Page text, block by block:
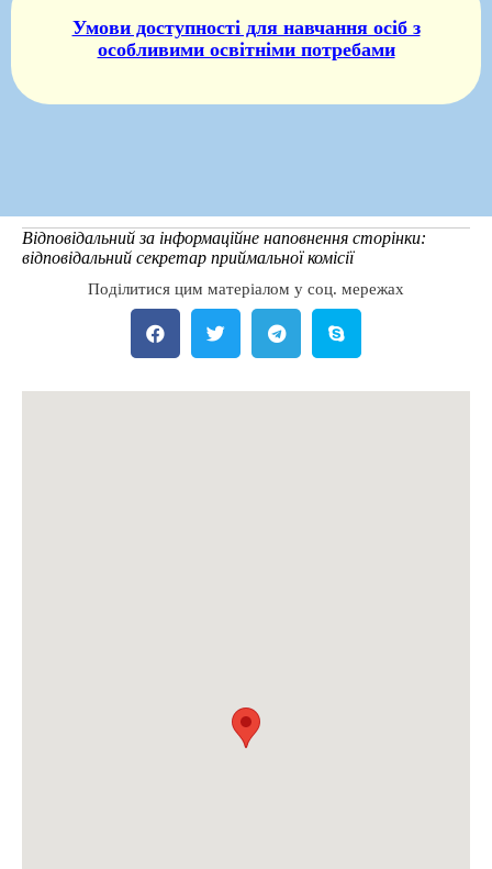
Умови доступності для навчання осіб з
особливими освітніми потребами
Відповідальний за інформаційне наповнення сторінки:
відповідальний секретар приймальної комісії
Поділитися цим матеріалом у соц. мережах